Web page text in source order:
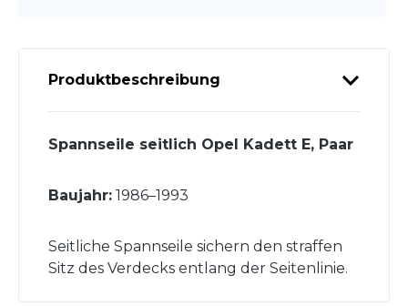
Produktbeschreibung
Spannseile seitlich Opel Kadett E, Paar
Baujahr: 1986–1993
Seitliche Spannseile sichern den straffen
Sitz des Verdecks entlang der Seitenlinie.